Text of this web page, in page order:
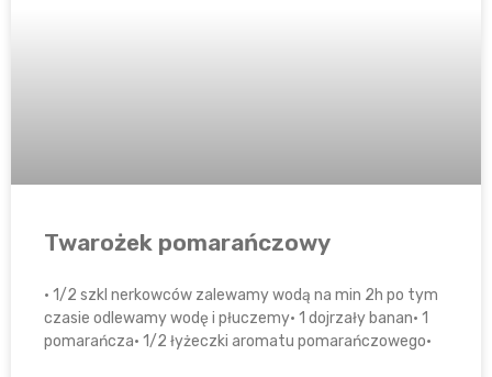
Twarożek pomarańczowy
• 1/2 szkl nerkowców zalewamy wodą na min 2h po tym
czasie odlewamy wodę i płuczemy• 1 dojrzały banan• 1
pomarańcza• 1/2 łyżeczki aromatu pomarańczowego•